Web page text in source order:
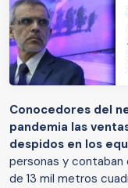
Conocedores del
pandemia las
despidos en los
personas y
de 13 mil metros